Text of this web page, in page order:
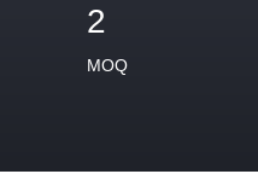
2
MOQ